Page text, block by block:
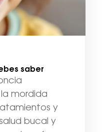
saber
mordida
y
bucal y